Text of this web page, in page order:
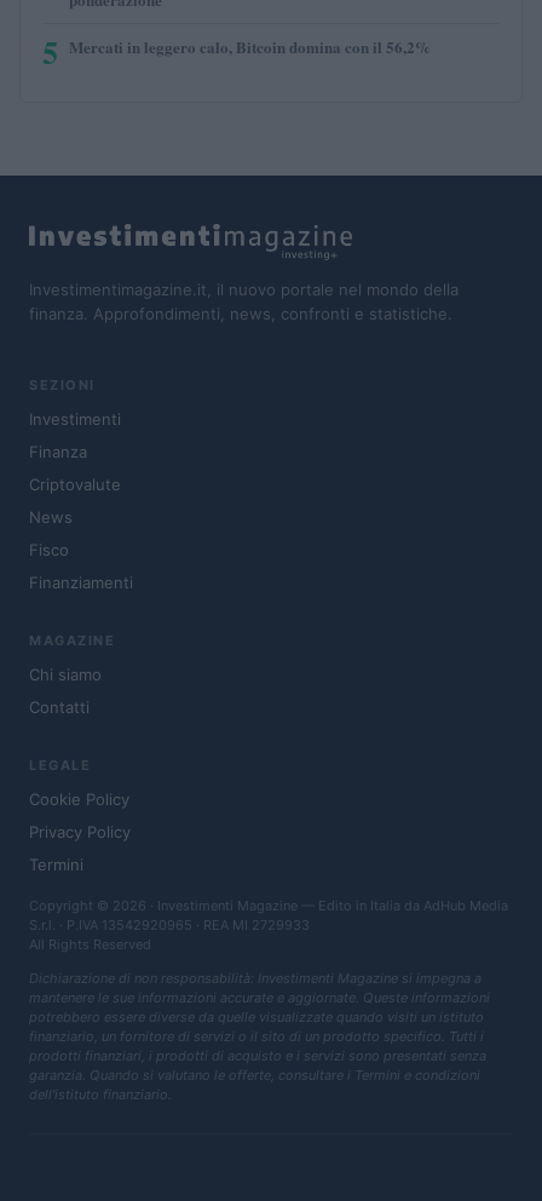
5 Mercati in leggero calo, Bitcoin domina con il 56,2%
Investimentimagazine.it, il nuovo portale nel mondo della
finanza. Approfondimenti, news, confronti e statistiche.
SEZIONI
Investimenti
Finanza
Criptovalute
News
Fisco
Finanziamenti
MAGAZINE
Chi siamo
Contatti
LEGALE
Cookie Policy
Privacy Policy
Termini
Copyright © 2026 · Investimenti Magazine — Edito in Italia da AdHub Media
S.r.l. · P.IVA 13542920965 · REA MI 2729933
All Rights Reserved
Dichiarazione di non responsabilità: Investimenti Magazine si impegna a
mantenere le sue informazioni accurate e aggiornate. Queste informazioni
potrebbero essere diverse da quelle visualizzate quando visiti un istituto
finanziario, un fornitore di servizi o il sito di un prodotto specifico. Tutti i
prodotti finanziari, i prodotti di acquisto e i servizi sono presentati senza
garanzia. Quando si valutano le offerte, consultare i Termini e condizioni
dell'istituto finanziario.